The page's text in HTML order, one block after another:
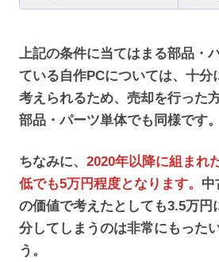
上記の条件に当てはまる部品・
ている自作PCについては、十分
考えられるため、売却を行った
部品・パーツ単体でも同様です。
ちなみに、 2020年以降に組まれ
低でも5万円程度となります。 中
の価値で考えたとしても3.5万円
分してしまうのは非常にもった
う。